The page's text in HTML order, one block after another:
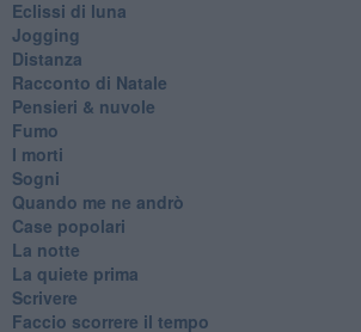
Eclissi di luna
Jogging
Distanza
Racconto di Natale
Pensieri & nuvole
Fumo
I morti
Sogni
Quando me ne andrò
Case popolari
La notte
La quiete prima
Scrivere
Faccio scorrere il tempo